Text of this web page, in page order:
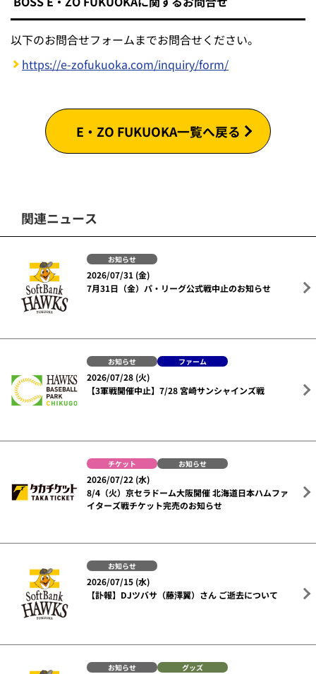
以下のお問合せフォームまでお問合せください。
https://e-zofukuoka.com/inquiry/form/
E・ZO FUKUOKA一覧へ戻る
関連ニュース
お知らせ
2026/07/31 (金)
7月31日（金）パ・リーグ公式戦中止のお知らせ
お知らせ ファーム
2026/07/28 (火)
【3軍戦開催中止】7/28 宮崎サンシャインズ戦
チケット お知らせ
2026/07/22 (水)
8/4（火）京セラドーム大阪開催 北海道日本ハムファ
イターズ戦チケット完売のお知らせ
お知らせ
2026/07/15 (水)
【訃報】DJツバサ（藤澤翼）さん ご逝去について
お知らせ グッズ